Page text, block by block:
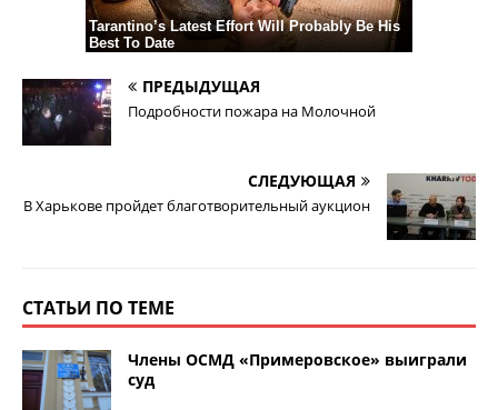
ПРЕДЫДУЩАЯ
Подробности пожара на Молочной
СЛЕДУЮЩАЯ
В Харькове пройдет благотворительный аукцион
СТАТЬИ ПО ТЕМЕ
Члены ОСМД «Примеровское» выиграли
суд